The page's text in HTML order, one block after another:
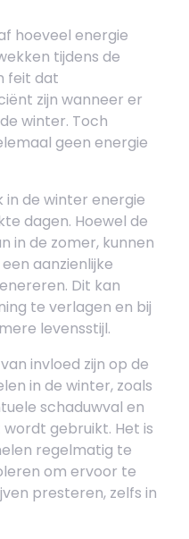
hoeveel energie
tijdens de
feit dat
zijn wanneer er
winter. Toch
geen energie
in de winter energie
dagen. Hoewel de
in de zomer, kunnen
aanzienlijke
Dit kan
te verlagen en bij
levensstijl.
invloed zijn op de
in de winter, zoals
schaduwval en
gebruikt. Het is
regelmatig te
om ervoor te
presteren, zelfs in